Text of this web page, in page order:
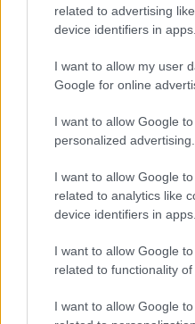
related to advertising
device identifiers in apps.
I want to allow my user
Google for online
I want to allow Google
personalized advertising.
I want to allow Google
related to analytics like
device identifiers in apps.
I want to allow Google
related to functionality
I want to allow Google
1. Establecer un
desde el principio de la
una cultura
transparencia y la
riesgos. 3. No
procesos de
herramientas para
negocio. 4. Priorizar el
anotar anomalías, en
deseo de avanzar